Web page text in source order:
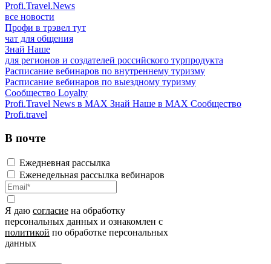
Profi.Travel.News
все новости
Профи в трэвел тут
чат для общения
Знай Наше
для регионов и создателей российского турпродукта
Расписание вебинаров по внутреннему туризму
Расписание вебинаров по выездному туризму
Сообщество Loyalty
Profi.Travel News в MAX Знай Наше в MAX Сообщество
Profi.travel
В почте
Ежедневная рассылка
Еженедельная рассылка вебинаров
Я даю согласие на обработку
персональных данных и ознакомлен с
политикой по обработке персональных
данных